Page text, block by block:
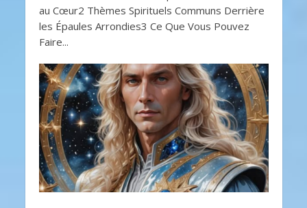
au Cœur2 Thèmes Spirituels Communs Derrière
les Épaules Arrondies3 Ce Que Vous Pouvez
Faire...